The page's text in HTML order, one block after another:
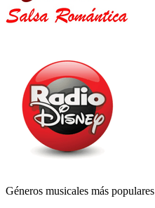
Géneros musicales más populares